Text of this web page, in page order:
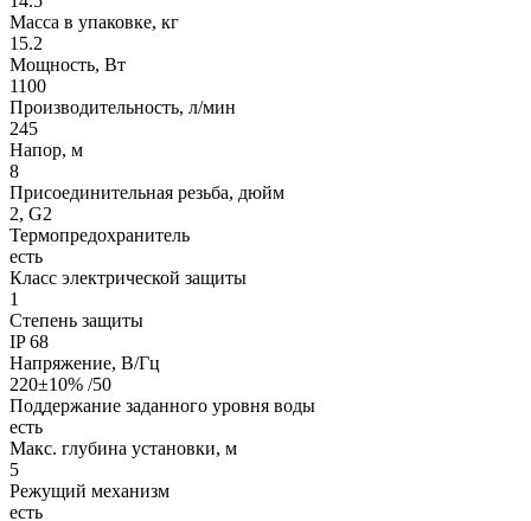
Масса в упаковке, кг
15.2
Мощность, Вт
1100
Производительность, л/мин
245
Напор, м
8
Присоединительная резьба, дюйм
2, G2
Термопредохранитель
есть
Класс электрической защиты
1
Степень защиты
IP 68
Напряжение, В/Гц
220±10% /50
Поддержание заданного уровня воды
есть
Макс. глубина установки, м
5
Режущий механизм
есть